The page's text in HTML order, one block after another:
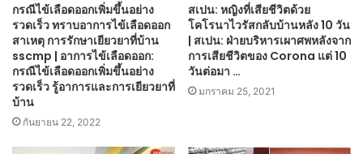
กรณีไข้เลือดออกเพิ่มขึ้นอย่าง
รวดเร็ว ทราบอาการไข้เลือดออก
สาเหตุ การรักษาเยียวยาที่บ้าน
sscmp | อาการไข้เลือดออก:
กรณีไข้เลือดออกเพิ่มขึ้นอย่าง
รวดเร็ว รู้อาการและการเยียวยาที่
บ้าน
กันยายน 22, 2022
สเปน: หญิงที่เสียชีวิตด้วย
โคโรนาไวรัสกลับบ้านหลัง 10 วัน
| สเปน: ฝ่ายบริหารเผาศพหลังจาก
การเสียชีวิตของ Corona แต่ 10
วันต่อมา …
มกราคม 25, 2021